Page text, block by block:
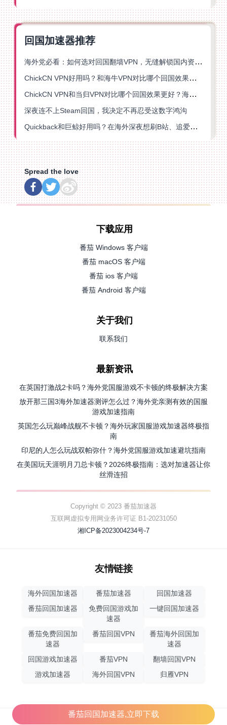
回国加速器推荐
海外党必看：如何选对回国翻墙VPN，无缝解锁国内资源？
ChickCN VPN好用吗？和海牛VPN对比哪个回国效果更好？
ChickCN VPN和当归VPN对比哪个回国效果更好？海外党亲测后选了它
深夜连不上Steam回国，我决定不再忍受这数字鸿沟
Quickback和巨鲸好用吗？在海外深夜想刷B站、追爱奇艺的你，或许正需要这份答案
Spread the love
下载应用
番茄 Windows 客户端
番茄 macOS 客户端
番茄 ios 客户端
番茄 Android 客户端
关于我们
联系我们
最新资讯
在英国打激战2卡吗？海外党国服游戏不卡顿的终极解决方案
放开那三国3海外加速器测评怎么过？海外党亲测有效的国服
游戏加速指南
英国怎么玩巅峰战舰不卡顿？海外玩家国服游戏加速器终极指
南
印尼的人怎么玩战双帕弥什？海外党国服游戏加速避坑指南
在美国玩天涯明月刀总卡顿？2026终极指南：选对加速器让你
丝滑连招
Copyright © 2023 番茄加速器
互联网虚拟专用网业务许可证 B1-20231050
湘ICP备2023004234号-7
友情链接
海外回国加速器 番茄加速器
回国加速器
番茄回国加速器
免费回国游戏加
速器
一键回国加速器
番茄免费回国加
速器
番茄回国VPN
番茄海外回国加
速器
回国游戏加速器
番茄VPN
翻墙回国VPN
游戏加速器
海外回国VPN 归雁VPN
番茄回国加速器,立即下载